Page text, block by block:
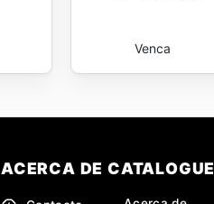
Venca
ACERCA DE